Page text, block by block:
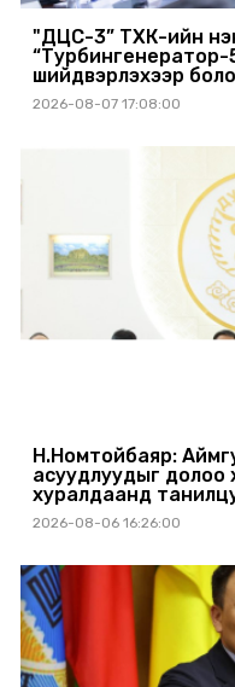
"ДЦС-3” ТӨХК-ийн
“Турбингенератор-
шийдвэрлэхээр
2026-08-07 17:08:00
Н.Номтойбаяр:
асуудлуудыг долоо
хуралдаанд
2026-08-06 16:26:00